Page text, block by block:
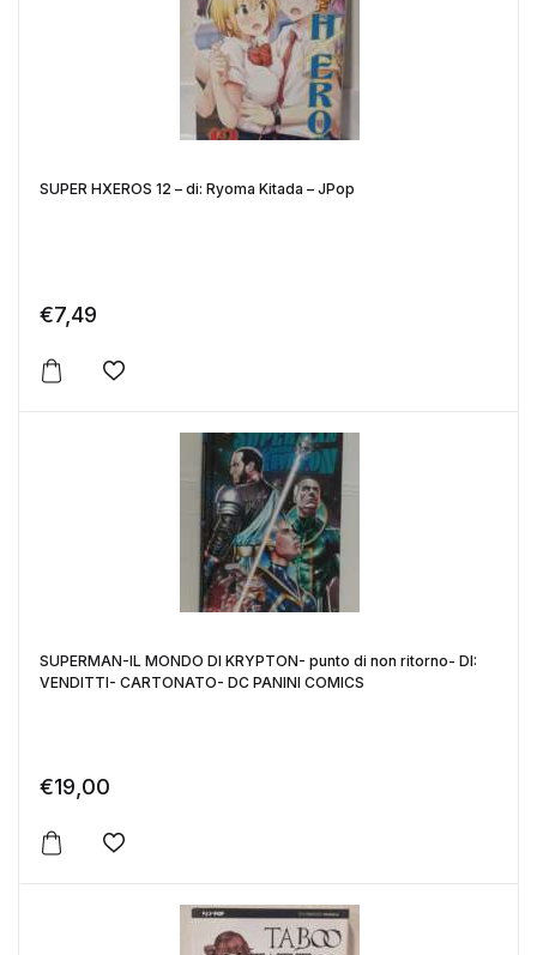
SUPER HXEROS 12 – di: Ryoma Kitada – JPop
€7,49
Aggiungi alla lista dei desideri
SUPERMAN-IL MONDO DI KRYPTON- punto di non ritorno- DI:
VENDITTI- CARTONATO- DC PANINI COMICS
€19,00
Aggiungi alla lista dei desideri